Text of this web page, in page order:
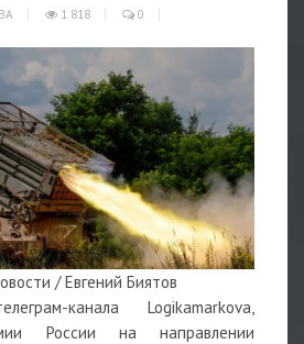
1 818 0
/ Евгений Биятов
канала Logikamarkova,
России на направлении